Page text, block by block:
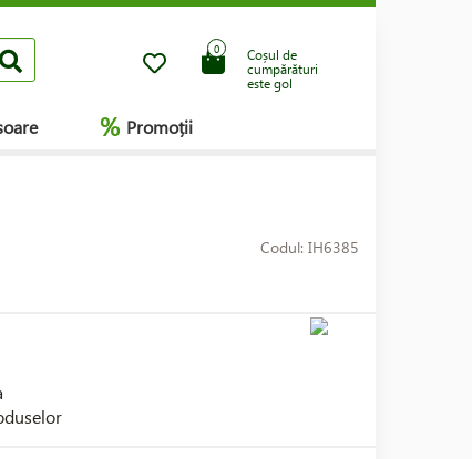
Coșul de
cumpărături
este gol
0
% Promoții
Codul: IH6385